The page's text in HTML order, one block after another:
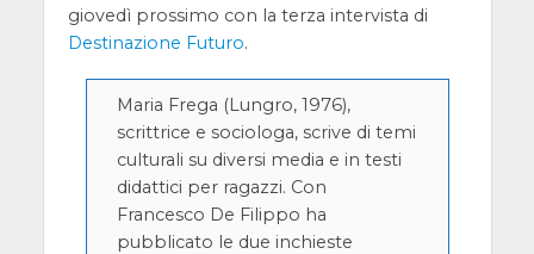
giovedì prossimo con la terza intervista di
Destinazione Futuro.
Maria Frega (Lungro, 1976),
scrittrice e sociologa, scrive di temi
culturali su diversi media e in testi
didattici per ragazzi. Con
Francesco De Filippo ha
pubblicato le due inchieste